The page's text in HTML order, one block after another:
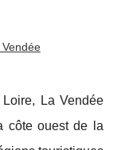
La Vendée
côte ouest de la